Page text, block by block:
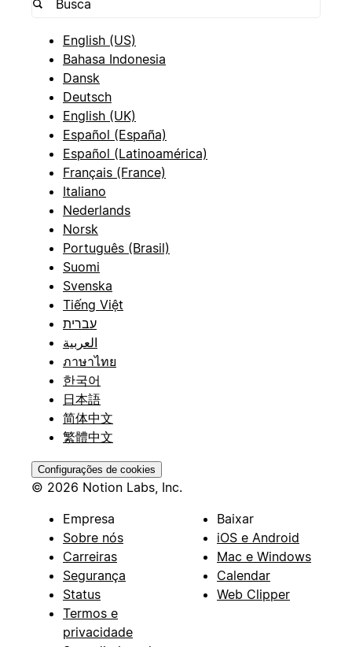
English (US)
Bahasa Indonesia
Dansk
Deutsch
English (UK)
Español (España)
Español (Latinoamérica)
Français (France)
Italiano
Nederlands
Norsk
Português (Brasil)
Suomi
Svenska
Tiếng Việt
עברית
العربية
ภาษาไทย
한국어
日本語
简体中文
繁體中文
Configurações de cookies
© 2026 Notion Labs, Inc.
Empresa
Sobre nós
Carreiras
Segurança
Status
Termos e
privacidade
Baixar
iOS e Android
Mac e Windows
Calendar
Web Clipper